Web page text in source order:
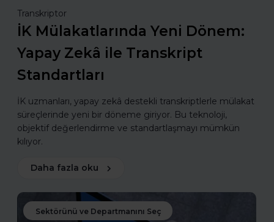
Transkriptor
İK Mülakatlarında Yeni Dönem:
Yapay Zekâ ile Transkript
Standartları
İK uzmanları, yapay zekâ destekli transkriptlerle mülakat
süreçlerinde yeni bir döneme giriyor. Bu teknoloji,
objektif değerlendirme ve standartlaşmayı mümkün
kılıyor.
Daha fazla oku
Sektörünü ve Departmanını Seç